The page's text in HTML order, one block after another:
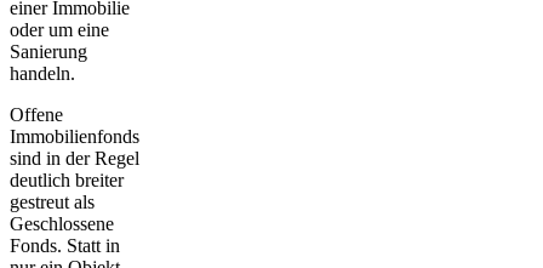
einer Immobilie
oder um eine
Sanierung
handeln.
Offene
Immobilienfonds
sind in der Regel
deutlich breiter
gestreut als
Geschlossene
Fonds. Statt in